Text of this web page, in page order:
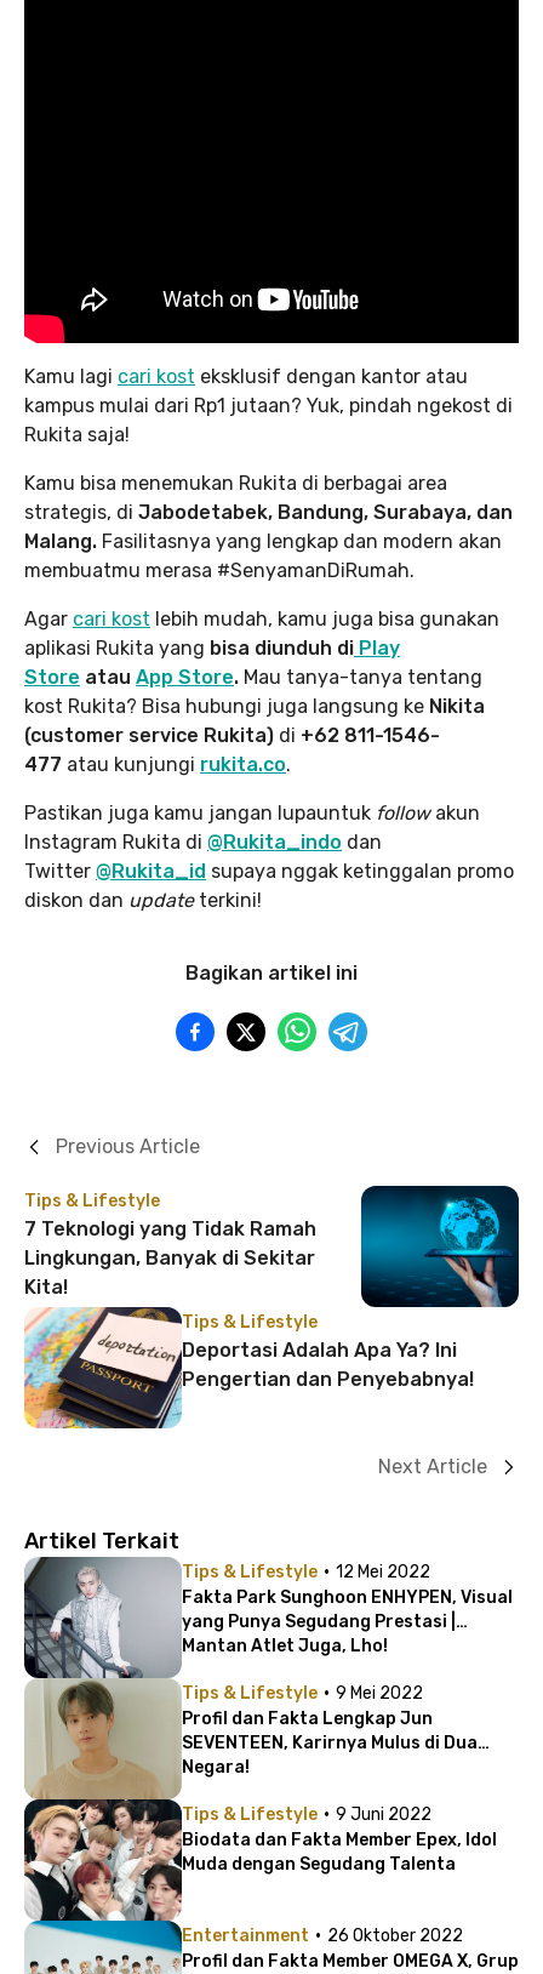
Kamu lagi cari kost eksklusif dengan kantor atau
kampus mulai dari Rp1 jutaan? Yuk, pindah ngekost di
Rukita saja!
Kamu bisa menemukan Rukita di berbagai area
strategis, di Jabodetabek, Bandung, Surabaya, dan
Malang. Fasilitasnya yang lengkap dan modern akan
membuatmu merasa #SenyamanDiRumah.
Agar cari kost lebih mudah, kamu juga bisa gunakan
aplikasi Rukita yang bisa diunduh di Play
Store atau App Store. Mau tanya-tanya tentang
kost Rukita? Bisa hubungi juga langsung ke Nikita
(customer service Rukita) di +62 811-1546-
477 atau kunjungi rukita.co.
Pastikan juga kamu jangan lupauntuk followakun
Instagram Rukita di @Rukita_indo dan
Twitter @Rukita_id supaya nggak ketinggalan promo
diskon dan update terkini!
Bagikan artikel ini
Tips & Lifestyle
7 Teknologi yang Tidak Ramah
Lingkungan, Banyak di Sekitar
Kita!
Previous Article
Tips & Lifestyle
Deportasi Adalah Apa Ya? Ini
Pengertian dan Penyebabnya!
Next Article
Artikel Terkait
Tips & Lifestyle · 12 Mei 2022
Fakta Park Sunghoon ENHYPEN, Visual
yang Punya Segudang Prestasi |
Mantan Atlet Juga, Lho!
Tips & Lifestyle · 9 Mei 2022
Profil dan Fakta Lengkap Jun
SEVENTEEN, Karirnya Mulus di Dua
Negara!
Tips & Lifestyle · 9 Juni 2022
Biodata dan Fakta Member Epex, Idol
Muda dengan Segudang Talenta
Entertainment · 26 Oktober 2022
Profil dan Fakta Member OMEGA X, Grup